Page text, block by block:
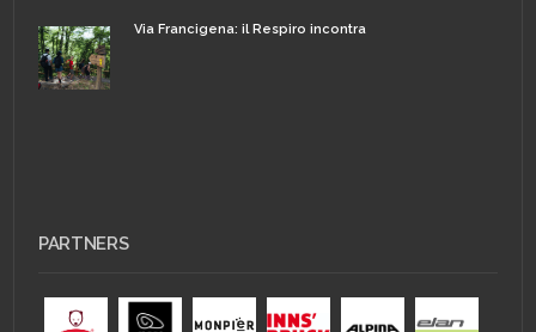
Via Francigena: il Respiro incontra
PARTNERS